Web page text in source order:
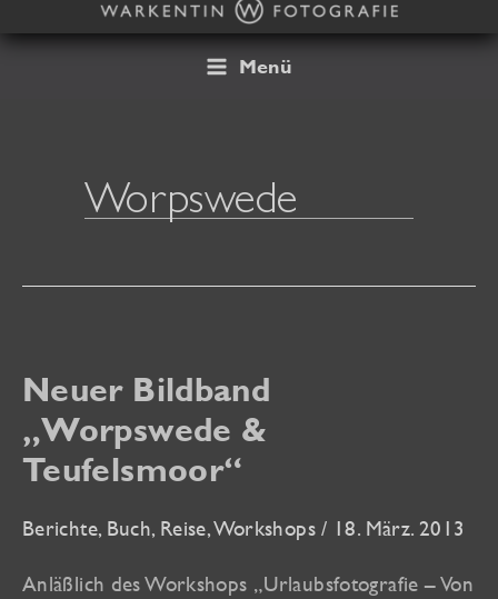
Inhalt
Menü
Worpswede
Neuer Bildband
„Worpswede &
Teufelsmoor“
Berichte, Buch, Reise,Workshops / 18. März. 2013
Anläßlich des Workshops „Urlaubsfotografie – Von